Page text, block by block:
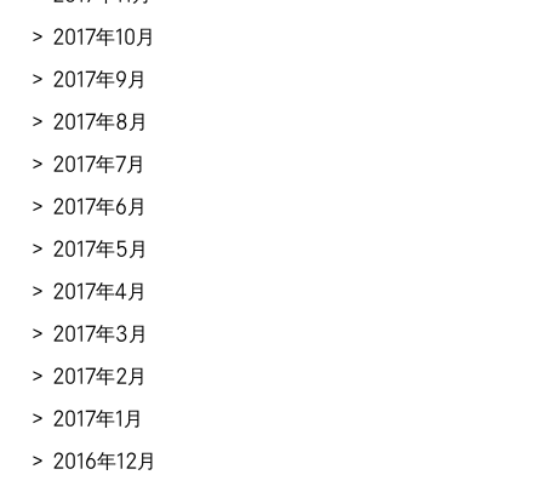
2017年10月
2017年9月
2017年8月
2017年7月
2017年6月
2017年5月
2017年4月
2017年3月
2017年2月
2017年1月
2016年12月